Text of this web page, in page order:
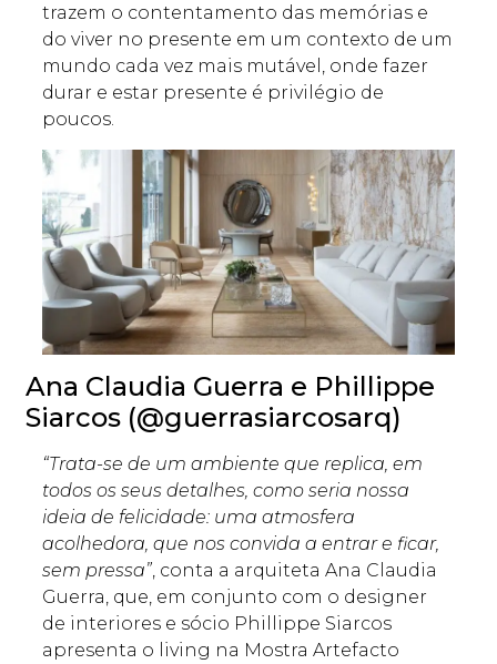
trazem o contentamento das memórias e
do viver no presente em um contexto de um
mundo cada vez mais mutável, onde fazer
durar e estar presente é privilégio de
poucos.
Ana Claudia Guerra e Phillippe
Siarcos (@guerrasiarcosarq)
“Trata-se de um ambiente que replica, em
todos os seus detalhes, como seria nossa
ideia de felicidade: uma atmosfera
acolhedora, que nos convida a entrar e ficar,
sem pressa” , conta a arquiteta Ana Claudia
Guerra, que, em conjunto com o designer
de interiores e sócio Phillippe Siarcos
apresenta o living na Mostra Artefacto